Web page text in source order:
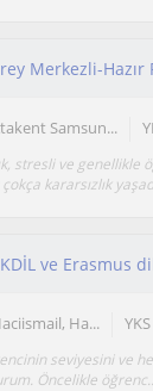
Merkezli-
Samsun...
stresli ve genellikle
kararsızlık
Ha... YKS
seviyesini ve
Öncelikle